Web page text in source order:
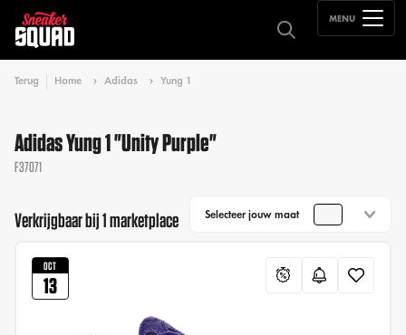
MENU
Terug Home Adidas Yung 1
Adidas Yung 1 "Unity Purple"
F37071
Verkrijgbaar bij 1 marketplace Selecteer jouw maat
OCT
13